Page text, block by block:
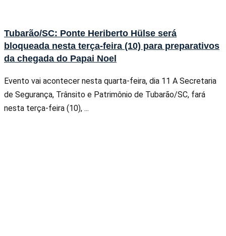
Tubarão/SC: Ponte Heriberto Hülse será
bloqueada nesta terça-feira (10) para preparativos
da chegada do Papai Noel
Evento vai acontecer nesta quarta-feira, dia 11 A Secretaria
de Segurança, Trânsito e Patrimônio de Tubarão/SC, fará
nesta terça-feira (10), ...